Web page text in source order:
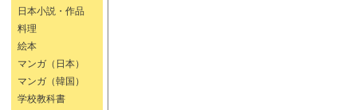
日本小説・作品
料理
絵本
マンガ（日本）
マンガ（韓国）
学校教科書